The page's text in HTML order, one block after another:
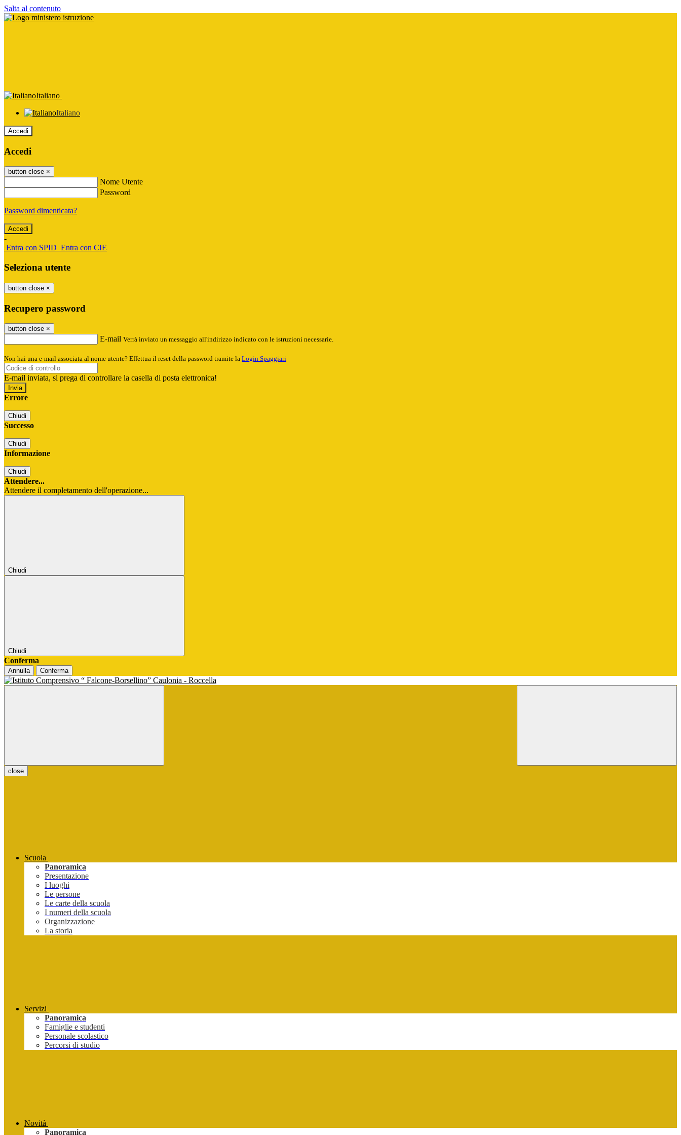
Salta al contenuto
Italiano
Italiano
Accedi
Accedi
button close ×
Nome Utente
Password
Password dimenticata?
-
Entra con SPID Entra con CIE
Seleziona utente
button close ×
Recupero password
button close ×
E-mail Verrà inviato un messaggio all'indirizzo indicato con le istruzioni necessarie.
Non hai una e-mail associata al nome utente? Effettua il reset della password tramite la Login Spaggiari
E-mail inviata, si prega di controllare la casella di posta elettronica!
Errore
Chiudi
Successo
Chiudi
Informazione
Chiudi
Attendere...
Attendere il completamento dell'operazione...
Chiudi
Chiudi
Conferma
Annulla Conferma
close
Scuola
Panoramica
Presentazione
I luoghi
Le persone
Le carte della scuola
I numeri della scuola
Organizzazione
La storia
Servizi
Panoramica
Famiglie e studenti
Personale scolastico
Percorsi di studio
Novità
Panoramica